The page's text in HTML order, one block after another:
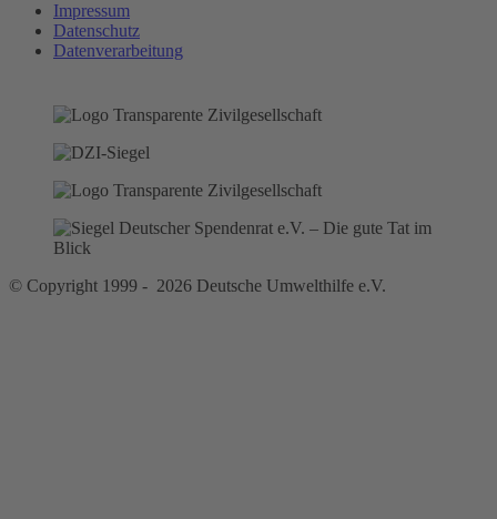
Impressum
Datenschutz
Datenverarbeitung
© Copyright 1999 - 2026 Deutsche Umwelthilfe e.V.